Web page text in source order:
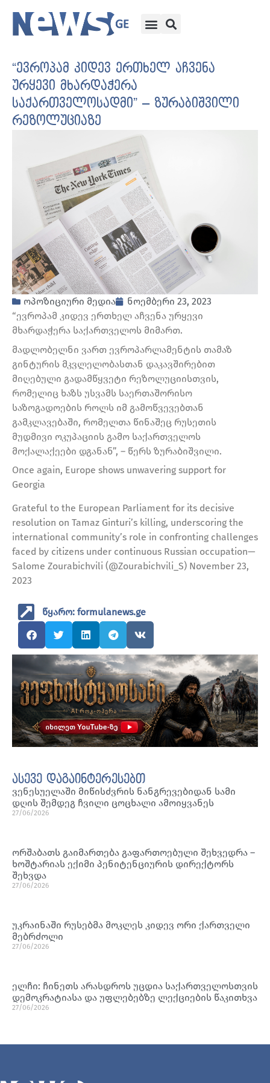
“ევროპამ კიდევ ერთხელ აჩვენა
ურყევი მხარდაჭერა
საქართველოსადმი” – ზურაბიშვილი
რეზოლუციაზე
ოპოზიციური მედია
ნოემბერი 23, 2023
“ევროპამ კიდევ ერთხელ აჩვენა ურყევი
მხარდაჭერა საქართველოს მიმართ.
მადლობელნი ვართ ევროპარლამენტის თამაზ
გინტურის მკვლელობასთან დაკავშირებით
მიღებული გადამწყვეტი რეზოლუციისთვის,
რომელიც ხაზს უსვამს საერთაშორისო
საზოგადოების როლს იმ გამოწვევებთან
გამკლავებაში, რომელთა წინაშეც რუსეთის
მუდმივი ოკუპაციის გამო საქართველოს
მოქალაქეები დგანან”, – წერს ზურაბიშვილი.
Once again, Europe shows unwavering support for
Georgia
Grateful to the European Parliament for its decisive
resolution on Tamaz Ginturi’s killing, underscoring the
international community’s role in confronting challenges
faced by citizens under continuous Russian occupation—
Salome Zourabichvili (@Zourabichvili_S) November 23,
2023
წყარო: formulanews.ge
ასევე დაგაინტერესებთ
ვენესუელაში მიწისძვრის ნანგრევებიდან სამი
დღის შემდეგ ჩვილი ცოცხალი ამოიყვანეს
27/06/2026
ორშაბათს გაიმართება გაფართოებული შეხვედრა –
ხოშტარიას ექიმი პენიტენციურის დირექტორს
შეხვდა
27/06/2026
უკრაინაში რუსებმა მოკლეს კიდევ ორი ქართველი
მებრძოლი
27/06/2026
ელჩი: ჩინეთს არასდროს უცდია საქართველოსთვის
დემოკრატიასა და უფლებებზე ლექციების წაკითხვა
27/06/2026